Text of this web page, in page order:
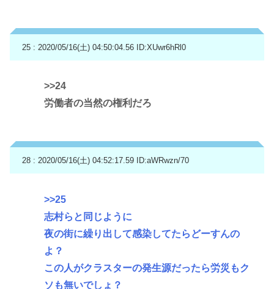
25 : 2020/05/16(土) 04:50:04.56 ID:XUwr6hRl0
>>24
労働者の当然の権利だろ
28 : 2020/05/16(土) 04:52:17.59 ID:aWRwzn/70
>>25
志村らと同じように
夜の街に繰り出して感染してたらどーすんの
よ？
この人がクラスターの発生源だったら労災もク
ソも無いでしょ？